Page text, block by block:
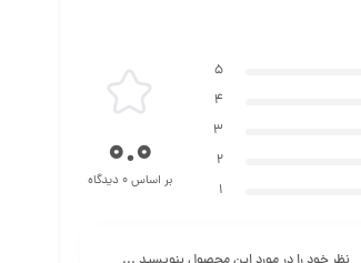
5
4
3
2
1
0.0
بر اساس 0 دیدگاه